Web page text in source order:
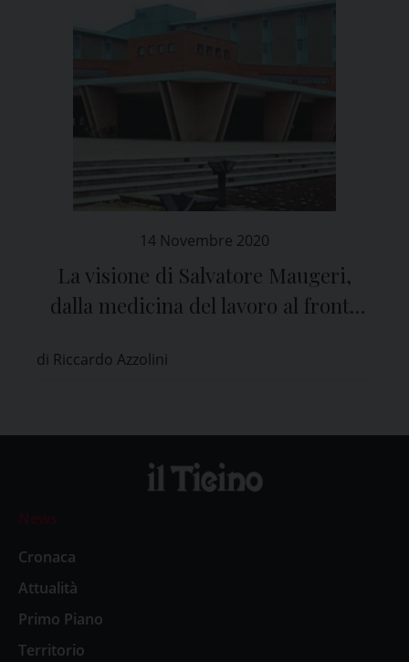
14 Novembre 2020
La visione di Salvatore Maugeri,
dalla medicina del lavoro al fronte
di Riccardo Azzolini
News
Cronaca
Attualità
Primo Piano
Territorio